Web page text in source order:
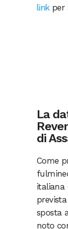
linkper
La
di
Come
italiana
sposta
noto